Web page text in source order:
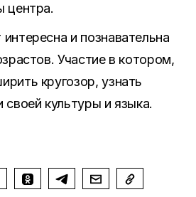
центра.
и познавательна
Участие в котором,
кругозор, узнать
культуры и языка.